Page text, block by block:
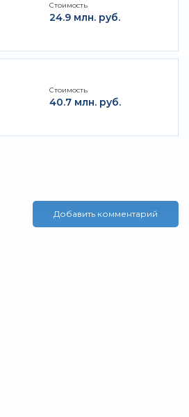
Стоимость
24.9 млн. руб.
Стоимость
40.7 млн. руб.
Добавить комментарий